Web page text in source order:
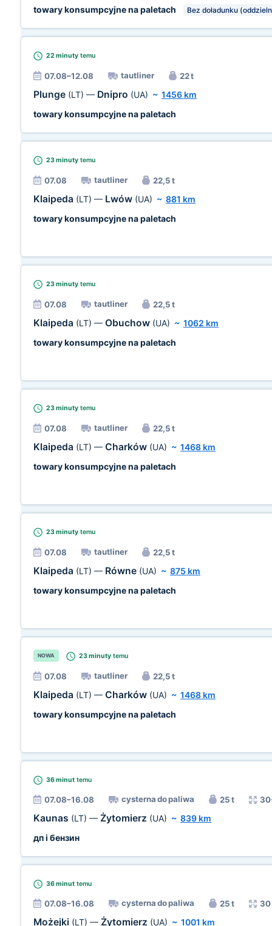
towary konsumpcyjne na paletach
Bez doładunku
22 minuty temu
07.08–12.08 tautliner 22 t
Plunge (LT) — Dnipro (UA) ~ 1456 km
towary konsumpcyjne na paletach
23 minuty temu
07.08 tautliner 22,5 t
Klaipeda (LT) — Lwów (UA) ~ 881 km
towary konsumpcyjne na paletach
23 minuty temu
07.08 tautliner 22,5 t
Klaipeda (LT) — Obuchow (UA) ~ 1062 km
towary konsumpcyjne na paletach
23 minuty temu
07.08 tautliner 22,5 t
Klaipeda (LT) — Charków (UA) ~ 1468 km
towary konsumpcyjne na paletach
23 minuty temu
07.08 tautliner 22,5 t
Klaipeda (LT) — Równe (UA) ~ 875 km
towary konsumpcyjne na paletach
NOWA 23 minuty temu
07.08 tautliner 22,5 t
Klaipeda (LT) — Charków (UA) ~ 1468 km
towary konsumpcyjne na paletach
36 minut temu
07.08–16.08 cysterna do paliwa 25 t
Kaunas (LT) — Żytomierz (UA) ~ 839 km
дп і бензин
36 minut temu
07.08–16.08 cysterna do paliwa 25 t 30
Możejki (LT) — Żytomierz (UA) ~ 1001 km